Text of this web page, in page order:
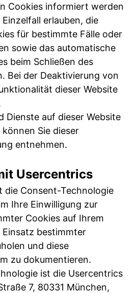
Cookies informiert werden
erlauben, die
für bestimmte Fälle oder
sowie das automatische
beim Schließen des
Bei der Deaktivierung von
dieser Website
Dienste auf dieser Website
Sie dieser
entnehmen.
Usercentrics
die Consent-Technologie
Ihre Einwilligung zur
Cookies auf Ihrem
bestimmter
und diese
zu dokumentieren.
ist die Usercentrics
7, 80331 München,